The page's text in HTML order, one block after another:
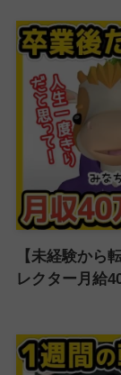
【未経験から
レクター月給